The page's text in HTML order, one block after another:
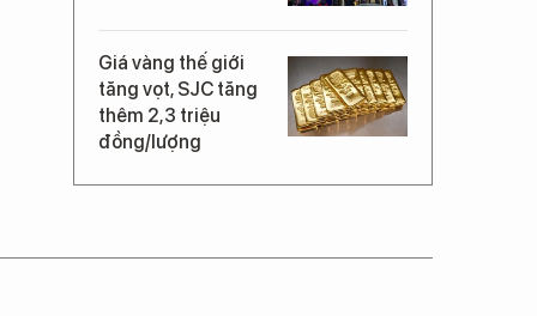
Giá vàng thế giới
tăng vọt, SJC tăng
thêm 2,3 triệu
đồng/lượng